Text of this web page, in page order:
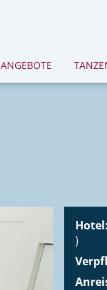
ANGEBOTE
Hotel:
)